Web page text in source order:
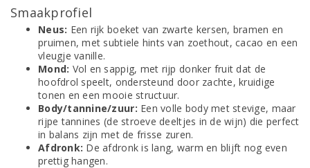
Smaakprofiel
Neus: Een rijk boeket van zwarte kersen, bramen en
pruimen, met subtiele hints van zoethout, cacao en een
vleugje vanille.
Mond: Vol en sappig, met rijp donker fruit dat de
hoofdrol speelt, ondersteund door zachte, kruidige
tonen en een mooie structuur.
Body/tannine/zuur: Een volle body met stevige, maar
rijpe tannines (de stroeve deeltjes in de wijn) die perfect
in balans zijn met de frisse zuren.
Afdronk: De afdronk is lang, warm en blijft nog even
prettig hangen.